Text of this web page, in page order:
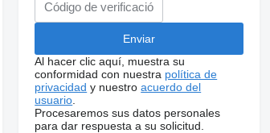
Al hacer clic aquí, muestra su
conformidad con nuestra política de
privacidad y nuestroacuerdo del
usuario
Procesaremos sus datos personales
para dar respuesta a su solicitud.